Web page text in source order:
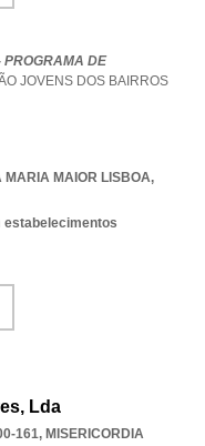
PROGRAMA DE
JOVENS DOS BAIRROS
MARIA MAIOR LISBOA,
estabelecimentos
Lda
161, MISERICORDIA